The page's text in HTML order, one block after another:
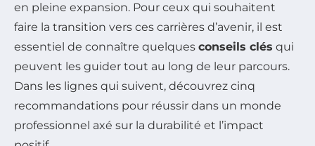
en pleine expansion. Pour ceux qui souhaitent
faire la transition vers ces carrières d’avenir, il est
essentiel de connaître quelques conseils clés qui
peuvent les guider tout au long de leur parcours.
Dans les lignes qui suivent, découvrez cinq
recommandations pour réussir dans un monde
professionnel axé sur la durabilité et l’impact